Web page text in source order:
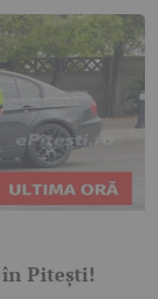
în Pitești!